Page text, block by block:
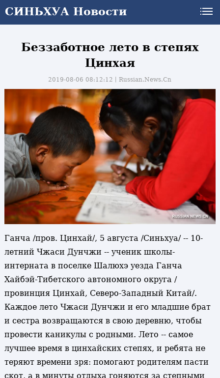
СИНЬХУА Новости
Беззаботное лето в степях
Цинхая
2019-08-06 08:12:12丨Russian.News.Cn
Ганча /пров. Цинхай/, 5 августа /Синьхуа/ -- 10-
летний Чжаси Дунчжи -- ученик школы-
интерната в поселке Шалюхэ уезда Ганча
Хайбэй-Тибетского автономного округа /
провинция Цинхай, Северо-Западный Китай/.
Каждое лето Чжаси Дунчжи и его младшие брат
и сестра возвращаются в свою деревню, чтобы
провести каникулы с родными. Лето -- самое
лучшее время в цинхайских степях, и ребята не
теряют времени зря: помогают родителям пасти
скот, а в минуты отдыха гоняются за степными